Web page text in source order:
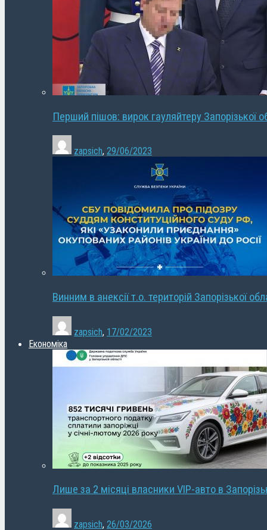
Перший пішов: вирок гауляйтеру Запорізької
zapsich, 29/06/2023
Винним в анексії т.о. територій Запорізької
zapsich, 17/02/2023
Економіка
Лише за 2 місяці власники VIP-авто в
zapsich, 26/03/2026